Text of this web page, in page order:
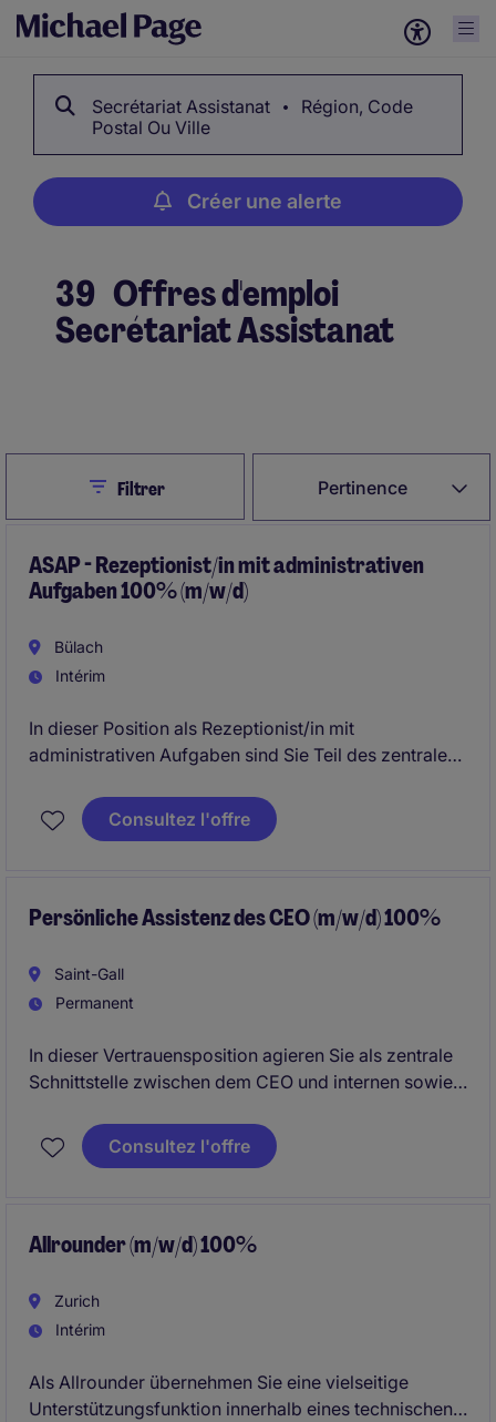
Secrétariat Assistanat
Région, Code
Postal Ou Ville
Créer une alerte
39 Offres d'emploi
Secrétariat Assistanat
Pertinence
CloseFiltrer
ASAP - Rezeptionist/in mit administrativen
Aufgaben 100% (m/w/d)
Bülach
Intérim
In dieser Position als Rezeptionist/in mit
administrativen Aufgaben sind Sie Teil des zentralen
Anlaufstelle für Mitarbeitende, Kunden und externe
Besucher. Die Rolle bietet eine spannende
Aufgabenbereichen wechseln und dadurch einen
Consultez l'offre
Persönliche Assistenz des CEO (m/w/d) 100%
Saint-Gall
Permanent
In dieser Vertrauensposition agieren Sie als zentrale
Schnittstelle zwischen dem CEO und internen sowie
breites Spektrum an organisatorischen,
administrativen, finanziellen und projektbezogenen
Consultez l'offre
Allrounder (m/w/d) 100%
Zurich
Intérim
Als Allrounder übernehmen Sie eine vielseitige
Unterstützungsfunktion innerhalb eines technischen